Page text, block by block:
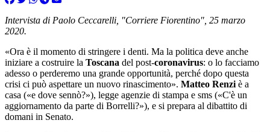
Intervista di Paolo Ceccarelli, "Corriere Fiorentino", 25 marzo
2020.
«Ora è il momento di stringere i denti. Ma la politica deve anche
iniziare a costruire la Toscana del post-coronavirus: o lo facciamo
adesso o perderemo una grande opportunità, perché dopo questa
crisi ci può aspettare un nuovo rinascimento». Matteo Renzi è a
casa («e dove sennò?»), legge agenzie di stampa e sms («C'è un
aggiornamento da parte di Borrelli?»), e si prepara al dibattito di
domani in Senato.